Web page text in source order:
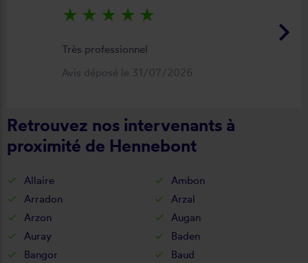
keyboard_arrow_right
star_rate star_rate star_rate star_rate star_rate
Très professionnel
Avis déposé le 31/07/2026
Retrouvez nos intervenants à
proximité de Hennebont
Allaire
Ambon
Arradon
Arzal
Arzon
Augan
Auray
Baden
Bangor
Baud